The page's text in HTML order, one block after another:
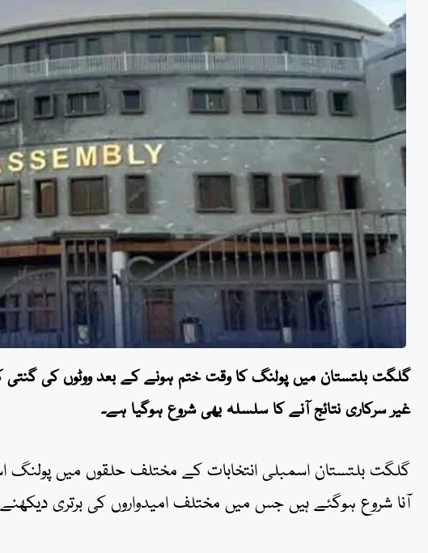
گلگت بلتستان میں پولنگ کا وقت ختم ہونے کے بعد ووٹوں کی
غیر سرکاری نتائج آنے کا سلسلہ بھی شروع ہوگیا ہے۔
گلگت بلتستان اسمبلی انتخابات کے مختلف حلقوں میں پولنگ
آنا شروع ہوگئے ہیں جس میں مختلف امیدواروں کی برتری